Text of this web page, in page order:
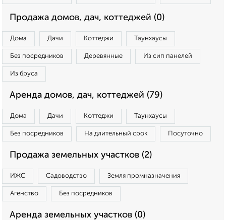
Продажа домов, дач, коттеджей (0)
Дома Дачи Коттеджи Таунхаусы
Без посредников Деревянные Из сип панелей
Из бруса
Аренда домов, дач, коттеджей (79)
Дома Дачи Коттеджи Таунхаусы
Без посредников На длительный срок Посуточно
Продажа земельных участков (2)
ИЖС Садоводство Земля промназначения
Агенство Без посредников
Аренда земельных участков (0)